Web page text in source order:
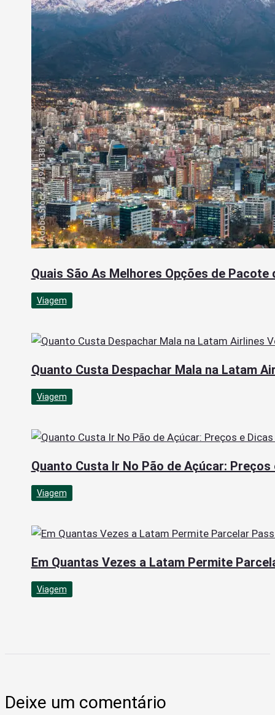
Quais São As Melhores Opções de
Viagem
Quanto Custa Despachar Mala na Latam
Viagem
Quanto Custa Ir No Pão de Açúcar:
Viagem
Em Quantas Vezes a Latam Permite
Viagem
Deixe um comentário